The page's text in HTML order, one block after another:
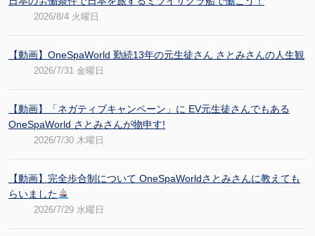
2026/8/4 火曜日
【動画】OneSpaWorld 勤続13年の元生徒さん さとみさんの人生観
2026/7/31 金曜日
【動画】「ネガティブキャンペーン」に EV元生徒さんでもある
OneSpaWorld さとみさんが物申す!
2026/7/30 木曜日
【動画】完全歩合制について OneSpaWorldさとみさんに教えても
らいました
2026/7/29 水曜日